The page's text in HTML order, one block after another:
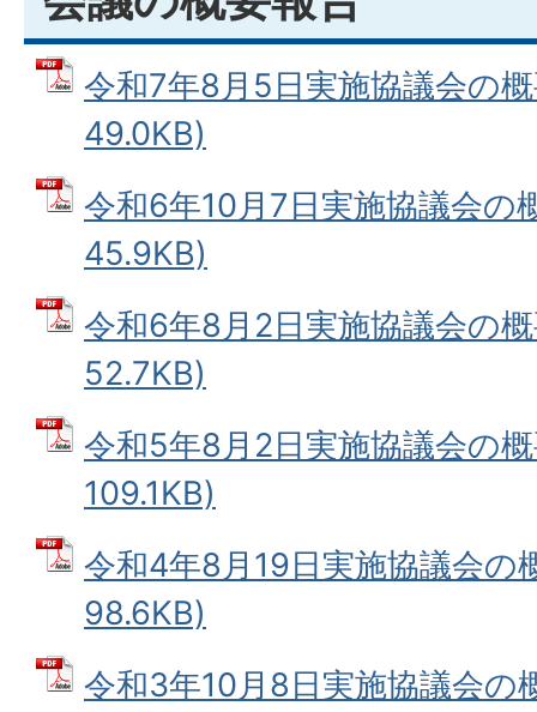
令和7年8月5日実施協議会の
49.0KB)
令和6年10月7日実施協議会の
45.9KB)
令和6年8月2日実施協議会の
52.7KB)
令和5年8月2日実施協議会の
109.1KB)
令和4年8月19日実施協議会の
98.6KB)
令和3年10月8日実施協議会の